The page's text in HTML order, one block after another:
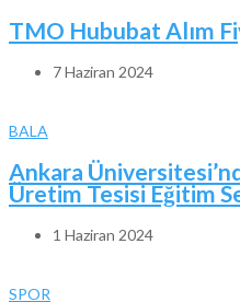
TMO Hububat Alım
7 Haziran 2024
BALA
Ankara
Üretim Tesisi Eğitim
1 Haziran 2024
SPOR